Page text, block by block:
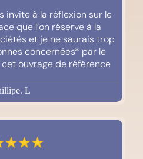
invite à la réflexion sur le
que l’on réserve à la
et je ne saurais trop
concernées* par le
ouvrage de référence
L